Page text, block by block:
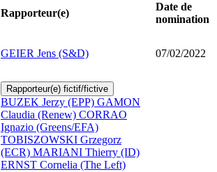
Rapporteur(e)
Date de
nomination
GEIER Jens (S&D) 07/02/2022
Rapporteur(e) fictif/fictive
BUZEK Jerzy (EPP) GAMON
Claudia (Renew) CORRAO
Ignazio (Greens/EFA)
TOBISZOWSKI Grzegorz
(ECR) MARIANI Thierry (ID)
ERNST Cornelia (The Left)